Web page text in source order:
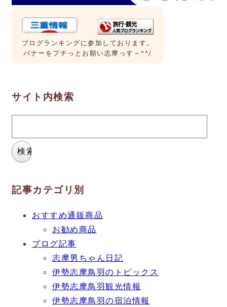
ブログランキングに参加しております。
バナーをプチっとお願い志摩っす～^^/
サイト内検索
索:
記事カテゴリ別
おすすめ通販商品
お勧め商品
ブログ記事
志摩男ちゃん日記
伊勢志摩鳥羽のトピックス
伊勢志摩鳥羽観光情報
伊勢志摩鳥羽の宿泊情報